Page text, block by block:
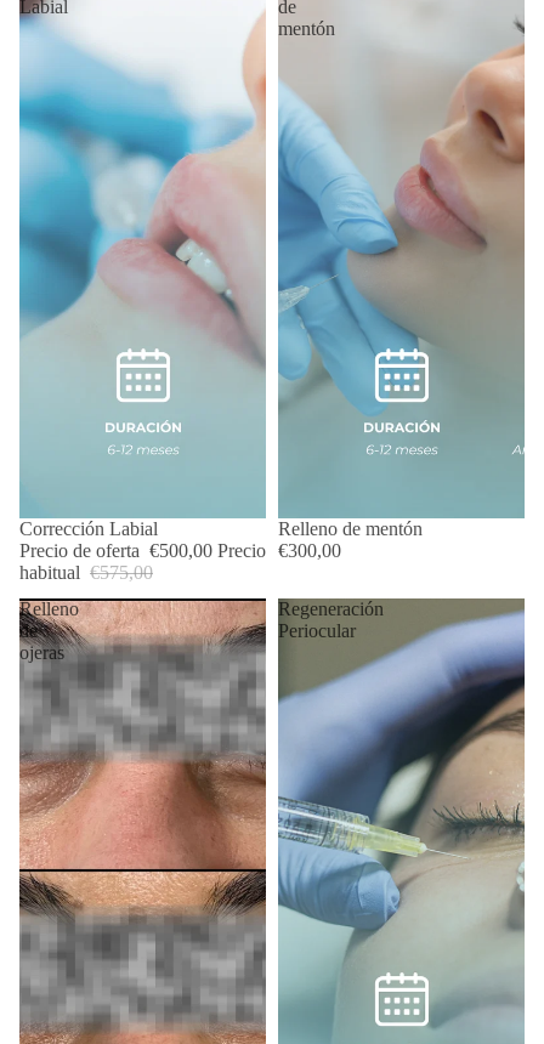
Labial
OFERTA
Corrección Labial
Precio de oferta €500,00 Precio
habitual €575,00
de
mentón
Relleno de mentón
€300,00
Relleno
de
ojeras
Regeneración
Periocular